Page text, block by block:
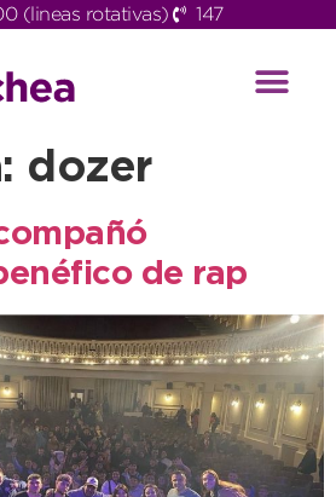
(lineas rotativas) 147
dozer
de rap